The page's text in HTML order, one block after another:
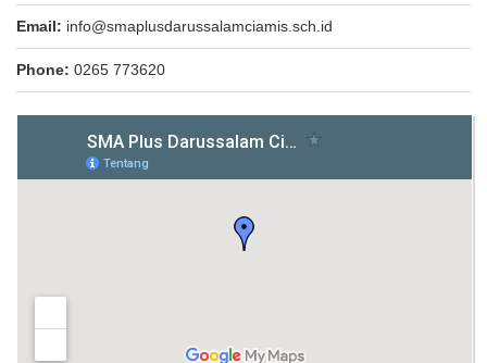
Email: info@smaplusdarussalamciamis.sch.id
Phone: 0265 773620